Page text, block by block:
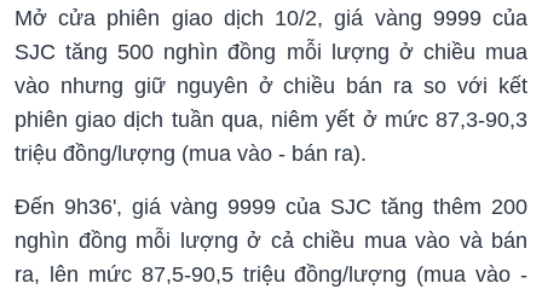
Mở cửa phiên giao dịch 10/2, giá vàng 9999 của
SJC tăng 500 nghìn đồng mỗi lượng ở chiều mua
vào nhưng giữ nguyên ở chiều bán ra so với kết
phiên giao dịch tuần qua, niêm yết ở mức 87,3-90,3
triệu đồng/lượng (mua vào - bán ra).
Đến 9h36', giá vàng 9999 của SJC tăng thêm 200
nghìn đồng mỗi lượng ở cả chiều mua vào và bán
ra, lên mức 87,5-90,5 triệu đồng/lượng (mua vào -